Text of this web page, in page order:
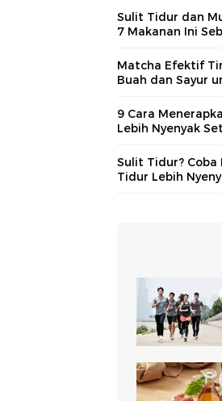
Sulit Tidur dan
7 Makanan Ini
Matcha Efektif
Buah dan Sayur
9 Cara
Lebih Nyenyak
Sulit Tidur? Coba
Tidur Lebih